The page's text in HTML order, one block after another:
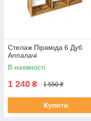
Стелаж Піраміда 6 Дуб
Аппалачі
В наявності
1 240 ₴ 1 550 ₴
Купити